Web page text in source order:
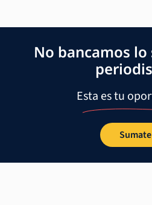
No bancamos
Esta es tu
Sumate